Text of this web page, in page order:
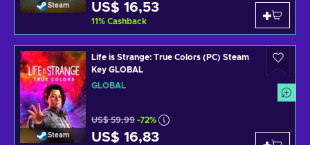
Steam US$ 16,53
11% Cashback
Steam
Life is Strange: True Colors (PC) Steam
Key GLOBAL
GLOBAL
US$ 59,99 -72%
US$ 16,83